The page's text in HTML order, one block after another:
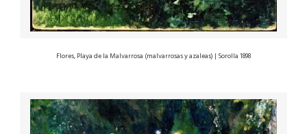
Flores, Playa de la Malvarrosa (malvarrosas y azaleas) | Sorolla 1898